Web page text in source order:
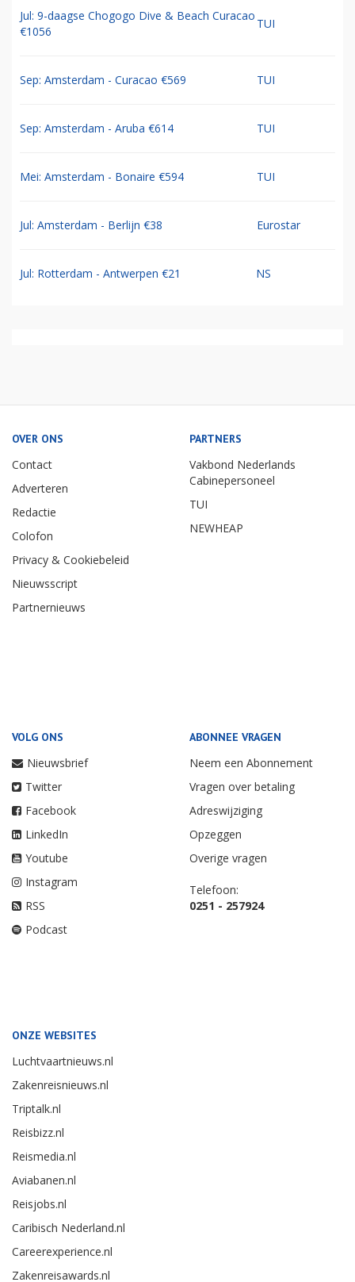
Jul: 9-daagse Chogogo Dive & Beach Curacao
€1056
TUI
Sep: Amsterdam - Curacao €569 TUI
Sep: Amsterdam - Aruba €614 TUI
Mei: Amsterdam - Bonaire €594 TUI
Jul: Amsterdam - Berlijn €38 Eurostar
Jul: Rotterdam - Antwerpen €21 NS
OVER ONS
Contact
Adverteren
Redactie
Colofon
Privacy & Cookiebeleid
Nieuwsscript
Partnernieuws
PARTNERS
Vakbond Nederlands
Cabinepersoneel
TUI
NEWHEAP
VOLG ONS
Nieuwsbrief
Twitter
Facebook
LinkedIn
Youtube
Instagram
RSS
Podcast
ABONNEE VRAGEN
Neem een Abonnement
Vragen over betaling
Adreswijziging
Opzeggen
Overige vragen
Telefoon:
0251 - 257924
ONZE WEBSITES
Luchtvaartnieuws.nl
Zakenreisnieuws.nl
Triptalk.nl
Reisbizz.nl
Reismedia.nl
Aviabanen.nl
Reisjobs.nl
Caribisch Nederland.nl
Careerexperience.nl
Zakenreisawards.nl